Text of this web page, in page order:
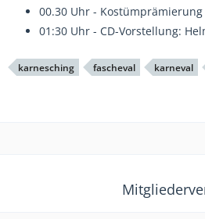
00.30 Uhr - Kostümprämierung
01:30 Uhr - CD-Vorstellung:
karnesching fascheval karneval